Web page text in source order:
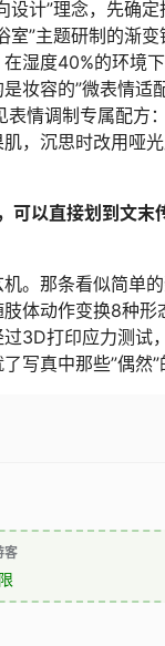
设计”理念，先确
室”主题研制的渐
湿度40%的环境
妆容的”微表情适
情调制专属配方
，沉思时改用哑
可以直接划到文末
。那条看似简单
体动作变换8种形
3D打印应力测试
写真中那些”偶然”
客